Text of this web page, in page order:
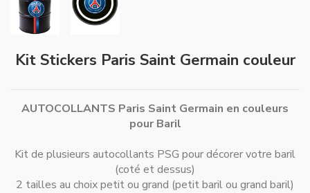
Kit Stickers Paris Saint Germain couleur
AUTOCOLLANTS Paris Saint Germain en couleurs
pour Baril
Kit de plusieurs autocollants PSG pour décorer votre baril
(coté et dessus)
2 tailles au choix petit ou grand (petit baril ou grand baril)